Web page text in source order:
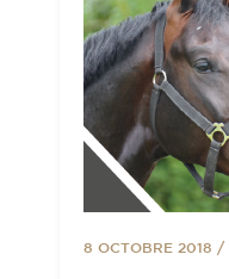
8 OCTOBRE 2018 /